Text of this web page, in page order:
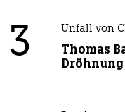
3 Unfall von
Thomas
Dröhnung